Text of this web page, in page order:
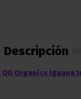
Descripción
Organics Iguana